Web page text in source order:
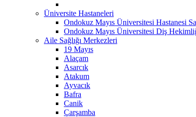
Üniversite Hastaneleri
Ondokuz Mayıs Üniversitesi Hastanesi
Ondokuz Mayıs Üniversitesi Diş
Aile Sağlığı Merkezleri
19 Mayıs
Alaçam
Asarcık
Atakum
Ayvacık
Bafra
Canik
Çarşamba